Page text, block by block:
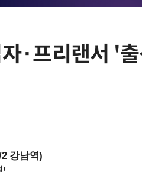
·프리랜서 '
강남역)